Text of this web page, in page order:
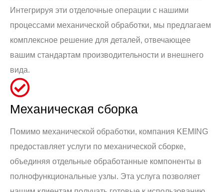
Интегрируя эти отделочные операции с нашими
процессами механической обработки, мы предлагаем
комплексное решение для деталей, отвечающее
вашим стандартам производительности и внешнего
вида.
Механическая сборка
Помимо механической обработки, компания KEMING
предоставляет услуги по механической сборке,
объединяя отдельные обработанные компоненты в
полнофункциональные узлы. Эта услуга позволяет